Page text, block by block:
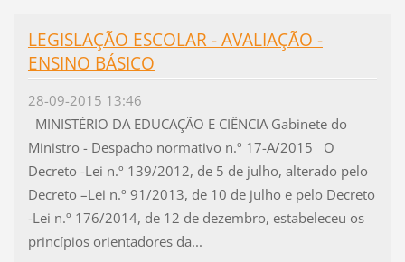
LEGISLAÇÃO ESCOLAR - AVALIAÇÃO -
ENSINO BÁSICO
28-09-2015 13:46
MINISTÉRIO DA EDUCAÇÃO E CIÊNCIA Gabinete do
Ministro - Despacho normativo n.º 17-A/2015 O
Decreto -Lei n.º 139/2012, de 5 de julho, alterado pelo
Decreto –Lei n.º 91/2013, de 10 de julho e pelo Decreto
-Lei n.º 176/2014, de 12 de dezembro, estabeleceu os
princípios orientadores da...